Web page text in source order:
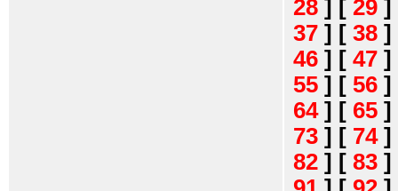
28 ] [ 29 ]
37 ] [ 38 ]
46 ] [ 47 ]
55 ] [ 56 ]
64] [ 65 ]
73 ] [ 74]
82 ] [ 83 ]